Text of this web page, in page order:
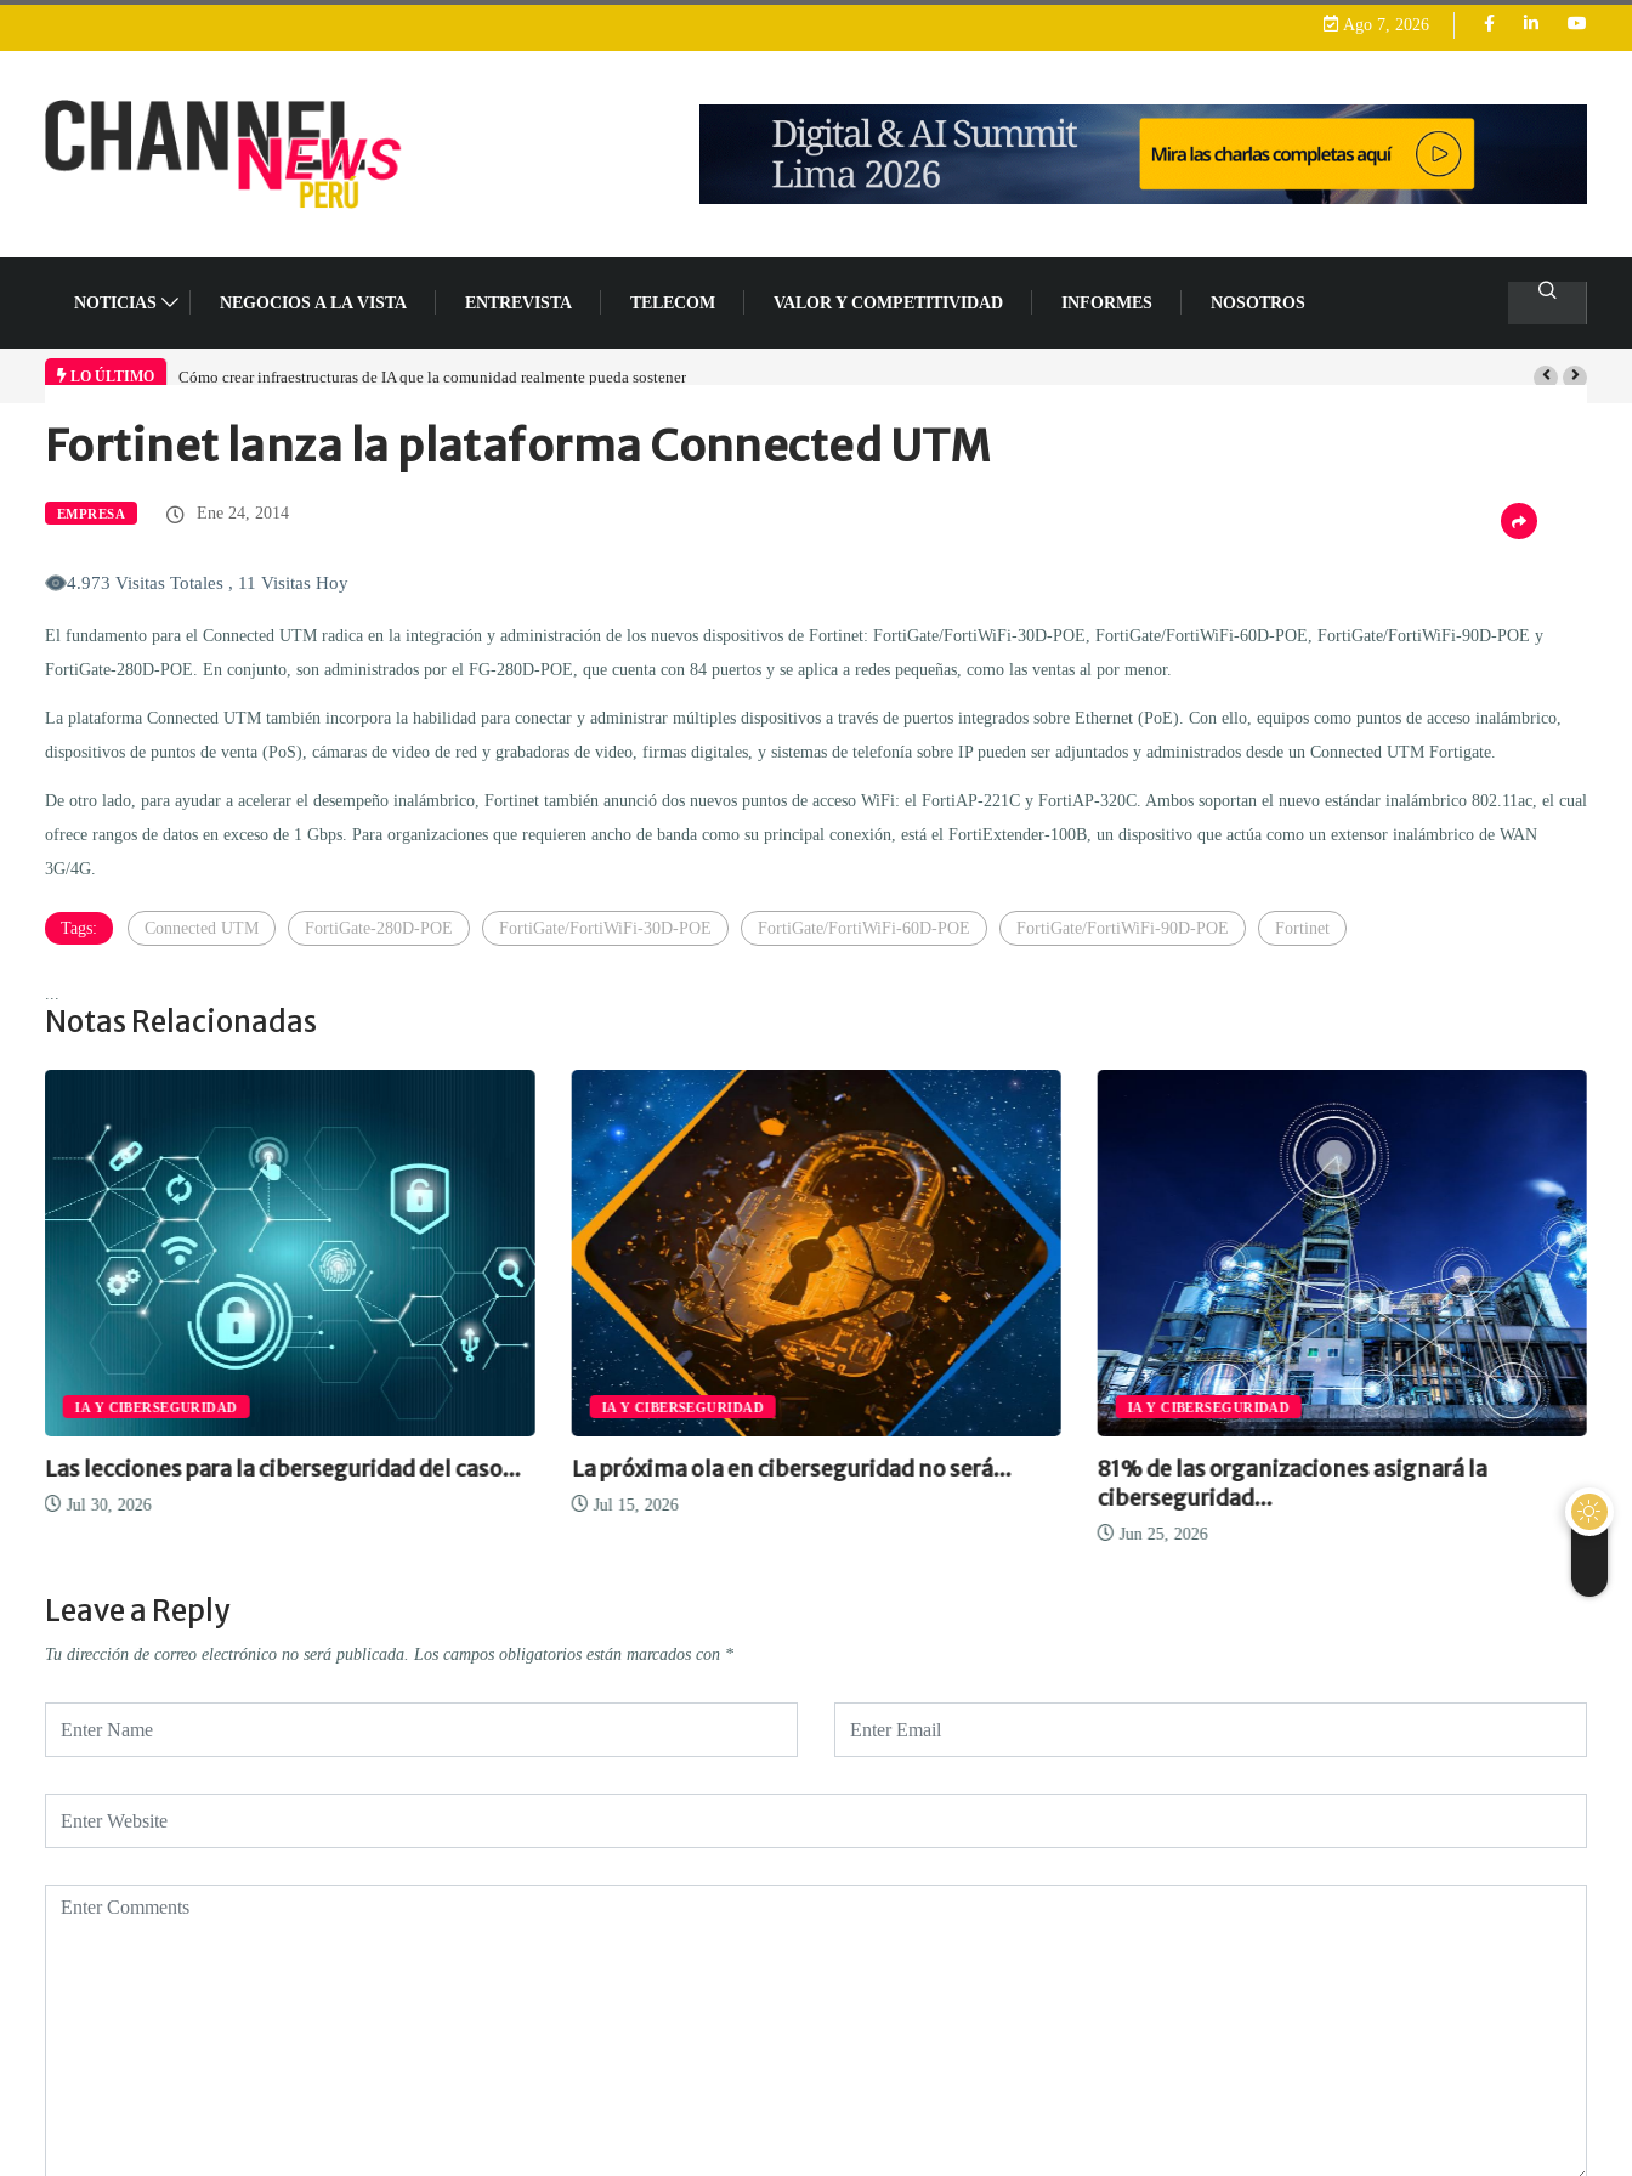
Ago 7, 2026
NOTICIAS NEGOCIOS A LA VISTA ENTREVISTA TELECOM VALOR Y COMPETITIVIDAD INFORMES NOSOTROS
LO ÚLTIMO Cómo crear infraestructuras de IA que la comunidad realmente pueda sostenerLas tarjetas gráficas RDNA 5 ya están en fase avanzada de desarrollo
Home Empresa Fortinet lanza la…
Fortinet lanza la plataforma Connected UTM
EMPRESA Ene 24, 2014
4.973 Visitas Totales , 11 Visitas Hoy
El fundamento para el Connected UTM radica en la integración y administración de los nuevos dispositivos de Fortinet: FortiGate/FortiWiFi-30D-POE, FortiGate/FortiWiFi-60D-POE, FortiGate/FortiWiFi-90D-POE y
FortiGate-280D-POE. En conjunto, son administrados por el FG-280D-POE, que cuenta con 84 puertos y se aplica a redes pequeñas, como las ventas al por menor.
La plataforma Connected UTM también incorpora la habilidad para conectar y administrar múltiples dispositivos a través de puertos integrados sobre Ethernet (PoE). Con ello, equipos como puntos de acceso inalámbrico,
dispositivos de puntos de venta (PoS), cámaras de video de red y grabadoras de video, firmas digitales, y sistemas de telefonía sobre IP pueden ser adjuntados y administrados desde un Connected UTM Fortigate.
De otro lado, para ayudar a acelerar el desempeño inalámbrico, Fortinet también anunció dos nuevos puntos de acceso WiFi: el FortiAP-221C y FortiAP-320C. Ambos soportan el nuevo estándar inalámbrico 802.11ac, el cual
ofrece rangos de datos en exceso de 1 Gbps. Para organizaciones que requieren ancho de banda como su principal conexión, está el FortiExtender-100B, un dispositivo que actúa como un extensor inalámbrico de WAN
3G/4G.
Tags: Connected UTM FortiGate-280D-POE FortiGate/FortiWiFi-30D-POE FortiGate/FortiWiFi-60D-POE FortiGate/FortiWiFi-90D-POE Fortinet
Notas Relacionadas
IA Y CIBERSEGURIDAD
Las lecciones para la ciberseguridad del caso...
Jul 30, 2026
IA Y CIBERSEGURIDAD
La próxima ola en ciberseguridad no será...
Jul 15, 2026
IA Y CIBERSEGURIDAD
81% de las organizaciones asignará la
ciberseguridad...
Jun 25, 2026
Leave a Reply
Tu dirección de correo electrónico no será publicada. Los campos obligatorios están marcados con *